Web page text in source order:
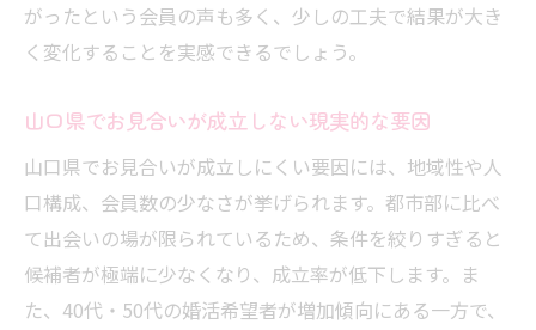
がったという会員の声も多く、少しの工夫で結果が大き
く変化することを実感できるでしょう。
山口県でお見合いが成立しない現実的な要因
山口県でお見合いが成立しにくい要因には、地域性や人
口構成、会員数の少なさが挙げられます。都市部に比べ
て出会いの場が限られているため、条件を絞りすぎると
候補者が極端に少なくなり、成立率が低下します。ま
た、40代・50代の婚活希望者が増加傾向にある一方で、